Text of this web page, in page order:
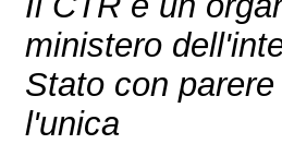
ministero
Stato con
l'unica